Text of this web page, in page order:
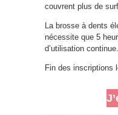
couvrent plus de
La brosse à dents
nécessite que 5
d’utilisation continue.
Fin des inscriptions